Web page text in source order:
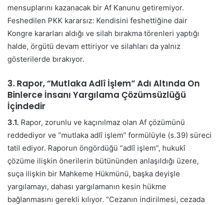
mensuplarını kazanacak bir Af Kanunu getiremiyor.
Feshedilen PKK kararsız: Kendisini feshettiğine dair
Kongre kararları aldığı ve silah bırakma törenleri yaptığı
halde, örgütü devam ettiriyor ve silahları da yalnız
gösterilerde bırakıyor.
3. Rapor, “Mutlaka Adlî İşlem” Adı Altında On
Binlerce İnsanı Yargılama Çözümsüzlüğü
İçindedir
3.1. Rapor, zorunlu ve kaçınılmaz olan Af çözümünü
reddediyor ve “mutlaka adlî işlem” formülüyle (s.39) süreci
tatil ediyor. Raporun öngördüğü “adlî işlem”, hukukî
çözüme ilişkin önerilerin bütününden anlaşıldığı üzere,
suça ilişkin bir Mahkeme Hükmünü, başka deyişle
yargılamayı, dahası yargılamanın kesin hükme
bağlanmasını gerekli kılıyor. “Cezanın indirilmesi, cezada